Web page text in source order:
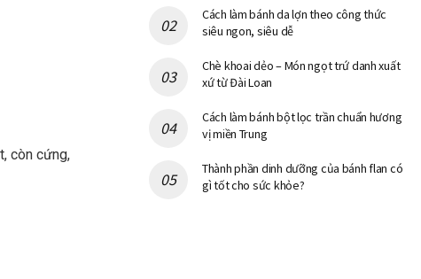
còn cứng,
Cách làm bánh da lợn theo công thức
siêu ngon, siêu dễ
Chè khoai dẻo – Món ngọt trứ danh xuất
xứ từ Đài Loan
Cách làm bánh bột lọc trần chuẩn hương
vị miền Trung
Thành phần dinh dưỡng của bánh flan có
gì tốt cho sức khỏe?